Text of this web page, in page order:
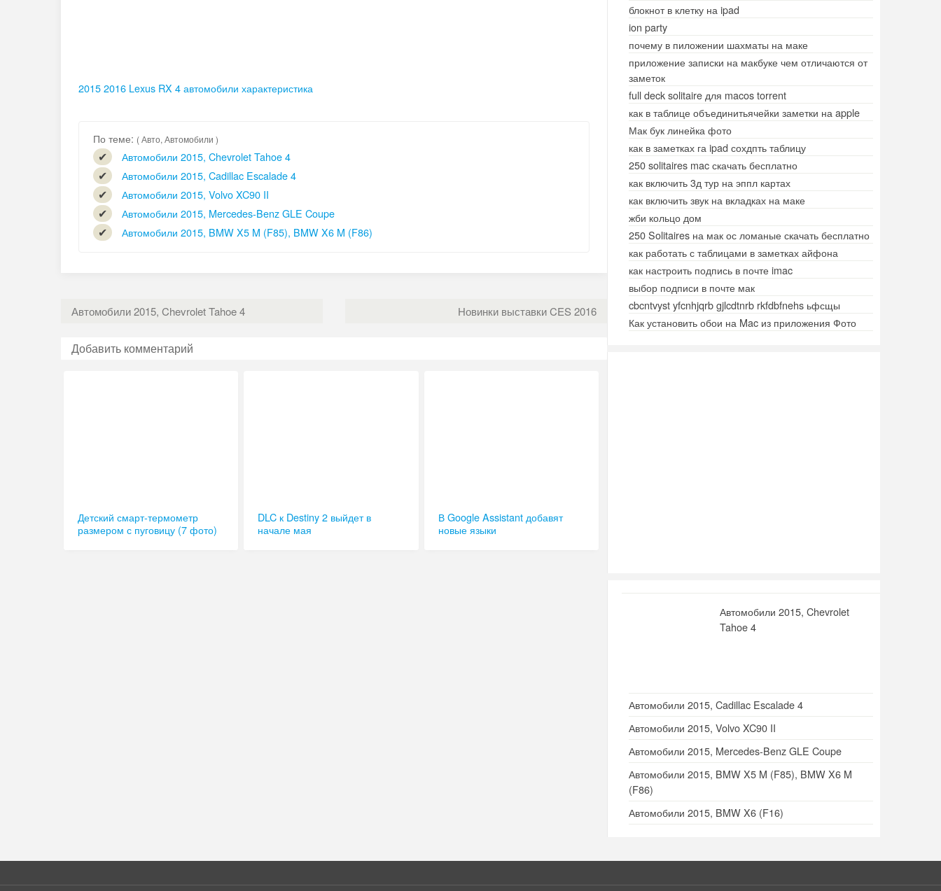
20152016 Lexus RX 4автомобили характеристика
По теме: ( Авто, Автомобили )
Автомобили 2015, Chevrolet Tahoe 4
Автомобили 2015, Cadillac Escalade 4
Автомобили 2015, Volvo XC90 II
Автомобили 2015, Mercedes-Benz GLE Coupe
Автомобили 2015, BMW X5 M (F85), BMW X6 M (F86)
Новинки выставки CES 2016
Автомобили 2015, Chevrolet Tahoe 4
Добавить комментарий
Детский смарт-термометр
размером с пуговицу (7 фото)
DLC к Destiny 2 выйдет в
начале мая
В Google Assistant добавят
новые языки
блокнот в клетку на ipad
ion party
почему в пиложении шахматы на маке
приложение записки на макбуке чем отличаются от
заметок
full deck solitaire для macos torrent
как в таблице объединитьячейки заметки на apple
Мак бук линейка фото
как в заметках га ipad сохдпть таблицу
250 solitaires mac скачать бесплатно
как включить 3д тур на эппл картах
как включить звук на вкладках на маке
жби кольцо дом
250 Solitaires на мак ос ломаные скачать бесплатно
как работать с таблицами в заметках айфона
как настроить подпись в почте imac
выбор подписи в почте мак
cbcntvyst yfcnhjqrb gjlcdtnrb rkfdbfnehs ьфсщы
Как установить обои на Mac из приложения Фото
Автомобили 2015, Chevrolet
Tahoe 4
Автомобили 2015, Cadillac Escalade 4
Автомобили 2015, Volvo XC90 II
Автомобили 2015, Mercedes-Benz GLE Coupe
Автомобили 2015, BMW X5 M (F85), BMW X6 M
(F86)
Автомобили 2015, BMW X6 (F16)